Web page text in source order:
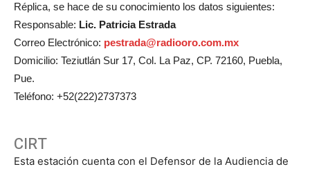
Réplica, se hace de su conocimiento los datos siguientes:
Responsable: Lic. Patricia Estrada
Correo Electrónico: pestrada@radiooro.com.mx
Domicilio: Teziutlán Sur 17, Col. La Paz, CP. 72160, Puebla,
Pue.
Teléfono: +52(222)2737373
CIRT
Esta estación cuenta con el Defensor de la Audiencia de